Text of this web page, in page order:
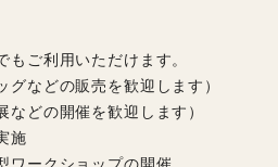
ご利用いただけます。
グなどの販売を歓迎します）
などの開催を歓迎します）
施
ワークショップの開催